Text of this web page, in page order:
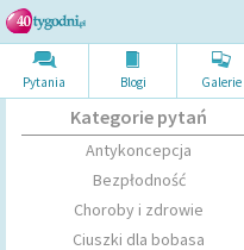
Pytania Blogi Galerie
Kategorie pytań
Antykoncepcja
Bezpłodność
Choroby i zdrowie
Ciuszki dla bobasa